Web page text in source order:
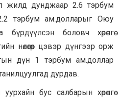
жилд дунджаар 2.6 тэрбум
тэрбум ам.долларыг Оюу
бүрдүүлсэн боловч хөрөнгө
нөлөөгөөр цэвэр дүнгээр орж
дүн 1 тэрбум ам.доллар
дурдав.
бус салбарын хөрөнгө